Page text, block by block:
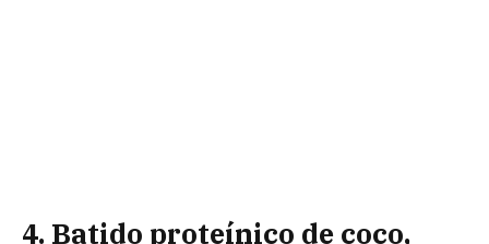
4. Batido proteínico de coco,